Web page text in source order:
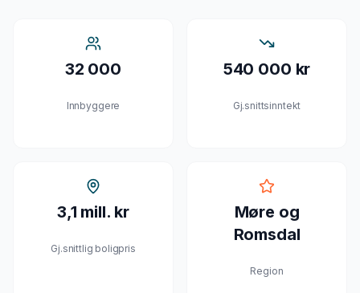
32 000
Innbyggere
540 000 kr
Gj.snittsinntekt
3,1 mill. kr
Gj.snittlig boligpris
Møre og
Romsdal
Region